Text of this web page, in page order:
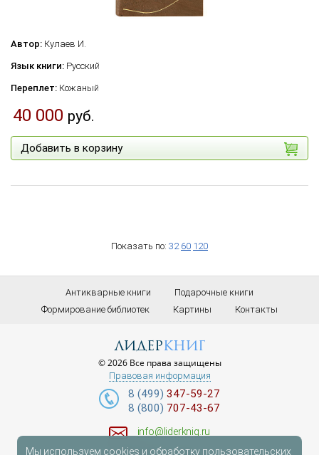
Автор: Кулаев И.
Язык книги: Русский
Переплет: Кожаный
40 000 руб.
Добавить в корзину
Показать по: 32 60 120
Антикварные книги
Подарочные книги
Формирование библиотек
Картины Контакты
лидеркниг
© 2026 Все права защищены
Правовая информация
8 (499) 347-59-27
8 (800) 707-43-67
info@liderknig.ru
Мы используем cookies и обработку пользовательских